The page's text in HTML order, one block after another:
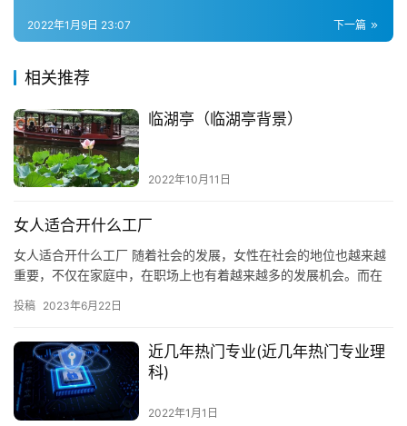
下一篇
2022年1月9日 23:07
相关推荐
临湖亭（临湖亭背景）
2022年10月11日
女人适合开什么工厂
女人适合开什么工厂 随着社会的发展，女性在社会的地位也越来越
重要，不仅在家庭中，在职场上也有着越来越多的发展机会。而在
创业…
投稿 2023年6月22日
近几年热门专业(近几年热门专业理
科)
2022年1月1日